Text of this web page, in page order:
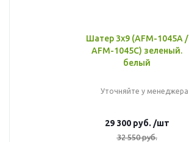
Шатер 3х9 (AFM-1045A /
AFM-1045C) зеленый.
белый
Уточняйте у менеджера
29 300руб. /шт
32 550руб.